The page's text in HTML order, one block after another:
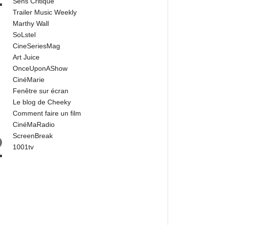
Trailer Music Weekly
Marthy Wall
SoLstel
CineSeriesMag
Art Juice
OnceUponAShow
CinéMarie
Fenêtre sur écran
Le blog de Cheeky
Comment faire un film
CinéMaRadio
ScreenBreak
1001tv